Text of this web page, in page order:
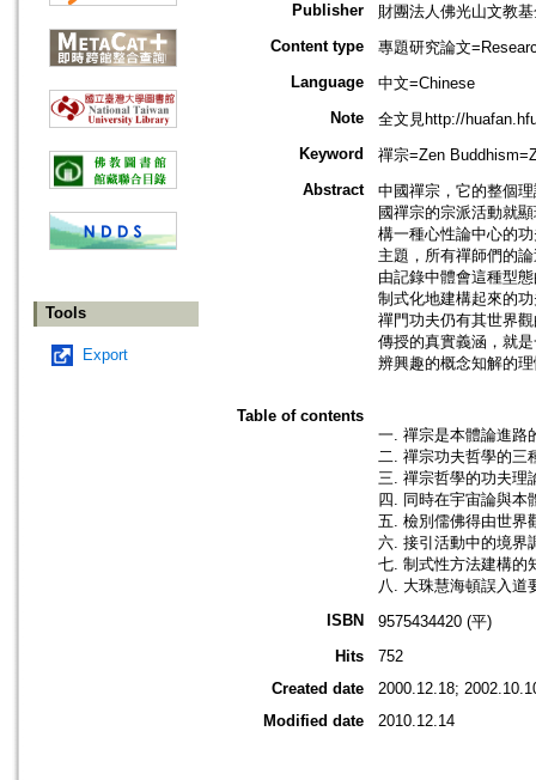
Tools
Export
Publisher
財團法人佛光山文教
Content type
專題研究論文
Language
中文=Chinese
Note
全文見http://
Keyword
禪宗=Zen
Abstract
中國禪宗，它的整個
國禪宗的宗派活動就
構一種心性論中心的
主題，所有禪師們的
由記錄中體會這種型
制式化地建構起來的
禪門功夫仍有其世界
傳授的真實義涵，就
辨興趣的概念知解的
Table of contents
一. 禪宗是本體論進路
二. 禪宗功夫哲學的三
三. 禪宗哲學的功夫理
四. 同時在宇宙論與本
五. 檢別儒佛得由世界
六. 接引活動中的境界
七. 制式性方法建構的
八. 大珠慧海頓誤入道
ISBN
9575434420 (平)
Hits
752
Created date
2000.12.18;
Modified date
2010.12.14